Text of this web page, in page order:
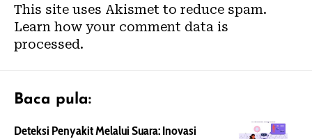
This site uses Akismet to reduce spam.
Learn how your comment data is
processed.
Baca pula:
Deteksi Penyakit Melalui Suara: Inovasi